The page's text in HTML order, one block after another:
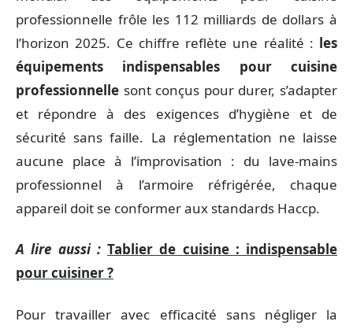
professionnelle frôle les 112 milliards de dollars à
l’horizon 2025. Ce chiffre reflète une réalité : les
équipements indispensables pour cuisine
professionnelle sont conçus pour durer, s’adapter
et répondre à des exigences d’hygiène et de
sécurité sans faille. La réglementation ne laisse
aucune place à l’improvisation : du lave-mains
professionnel à l’armoire réfrigérée, chaque
appareil doit se conformer aux standards Haccp.
A lire aussi : Tablier de cuisine : indispensable
pour cuisiner ?
Pour travailler avec efficacité sans négliger la